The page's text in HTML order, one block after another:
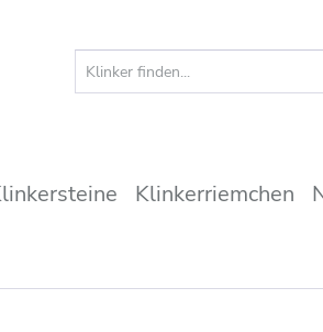
Klinkerriemchen